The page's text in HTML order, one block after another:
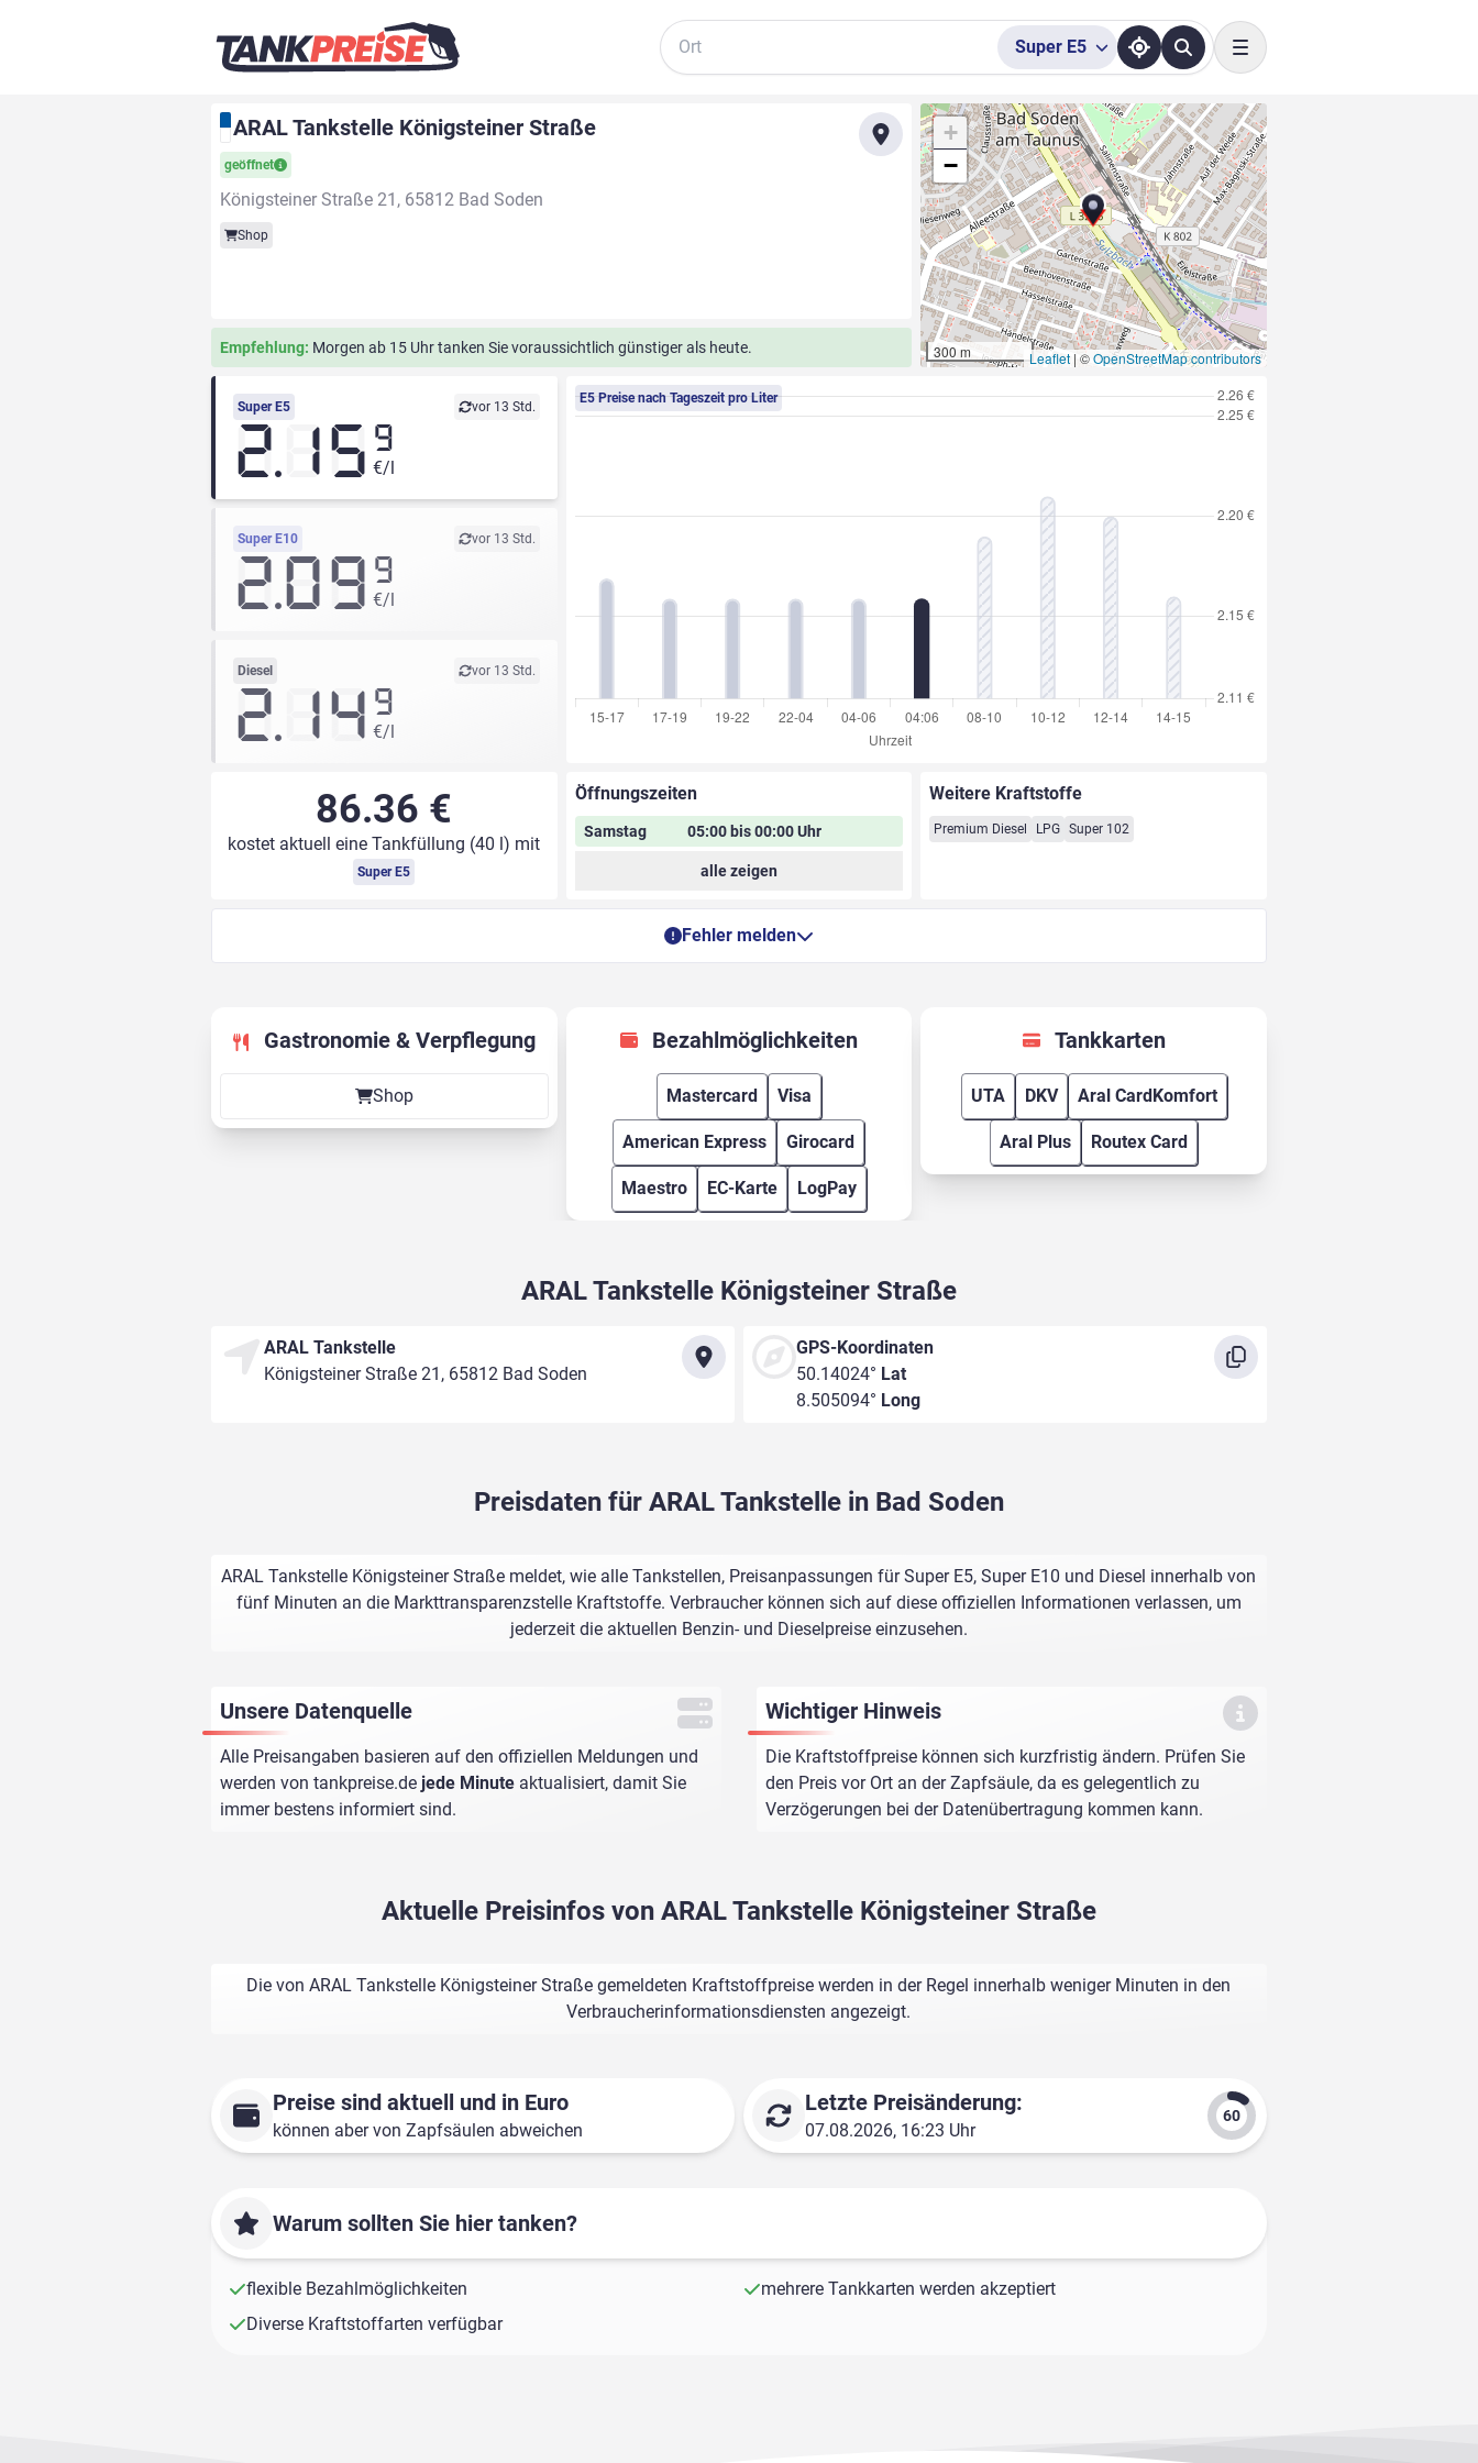
Suche
Super E5
Toggle navigation
ARAL Tankstelle Königsteiner Straße
geöffnet
Königsteiner Straße 21, 65812 Bad Soden
Shop
Empfehlung: Morgen ab 15 Uhr tanken Sie voraussichtlich günstiger als heute.
+
−
300 m Leaflet | ©OpenStreetMap contributors
Super E5 vor 13 Std.
2.15 9
€/l
Super E10 vor 13 Std.
2.09 9
€/l
Diesel vor 13 Std.
2.14 9
€/l
E5 Preise nach Tageszeit pro Liter
86.36 €
kostet aktuell eine Tankfüllung (40 l) mit
Super E5
Öffnungszeiten
Samstag 05:00 bis 00:00 Uhr
alle zeigen
Weitere Kraftstoffe
Premium Diesel LPG Super 102
Fehler melden
Gastronomie & Verpflegung
Shop
Bezahlmöglichkeiten
Mastercard Visa
American Express Girocard
Maestro EC-Karte LogPay
Tankkarten
UTA DKV Aral CardKomfort
Aral Plus Routex Card
ARAL Tankstelle Königsteiner Straße
ARAL Tankstelle
Königsteiner Straße 21, 65812 Bad Soden
GPS-Koordinaten
50.14024° Lat
8.505094° Long
Preisdaten für ARAL Tankstelle in Bad Soden
ARAL Tankstelle Königsteiner Straße meldet, wie alle Tankstellen, Preisanpassungen für Super E5, Super E10 und Diesel innerhalb von
fünf Minuten an die Markttransparenzstelle Kraftstoffe. Verbraucher können sich auf diese offiziellen Informationen verlassen, um
jederzeit die aktuellen Benzin- und Dieselpreise einzusehen.
Unsere Datenquelle
Alle Preisangaben basieren auf den offiziellen Meldungen und
werden von tankpreise.de jede Minute aktualisiert, damit Sie
immer bestens informiert sind.
Wichtiger Hinweis
Die Kraftstoffpreise können sich kurzfristig ändern. Prüfen Sie
den Preis vor Ort an der Zapfsäule, da es gelegentlich zu
Verzögerungen bei der Datenübertragung kommen kann.
Aktuelle Preisinfos von ARAL Tankstelle Königsteiner Straße
Die von ARAL Tankstelle Königsteiner Straße gemeldeten Kraftstoffpreise werden in der Regel innerhalb weniger Minuten in den
Verbraucherinformationsdiensten angezeigt.
Preise sind aktuell und in Euro
können aber von Zapfsäulen abweichen
Letzte Preisänderung:
07.08.2026, 16:23 Uhr
Warum sollten Sie hier tanken?
flexible Bezahlmöglichkeiten
mehrere Tankkarten werden akzeptiert
Diverse Kraftstoffarten verfügbar